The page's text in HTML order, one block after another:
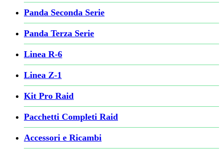
Panda Seconda Serie
Panda Terza Serie
Linea R-6
Linea Z-1
Kit Pro Raid
Pacchetti Completi Raid
Accessori e Ricambi